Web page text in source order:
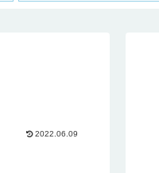
2022.06.09